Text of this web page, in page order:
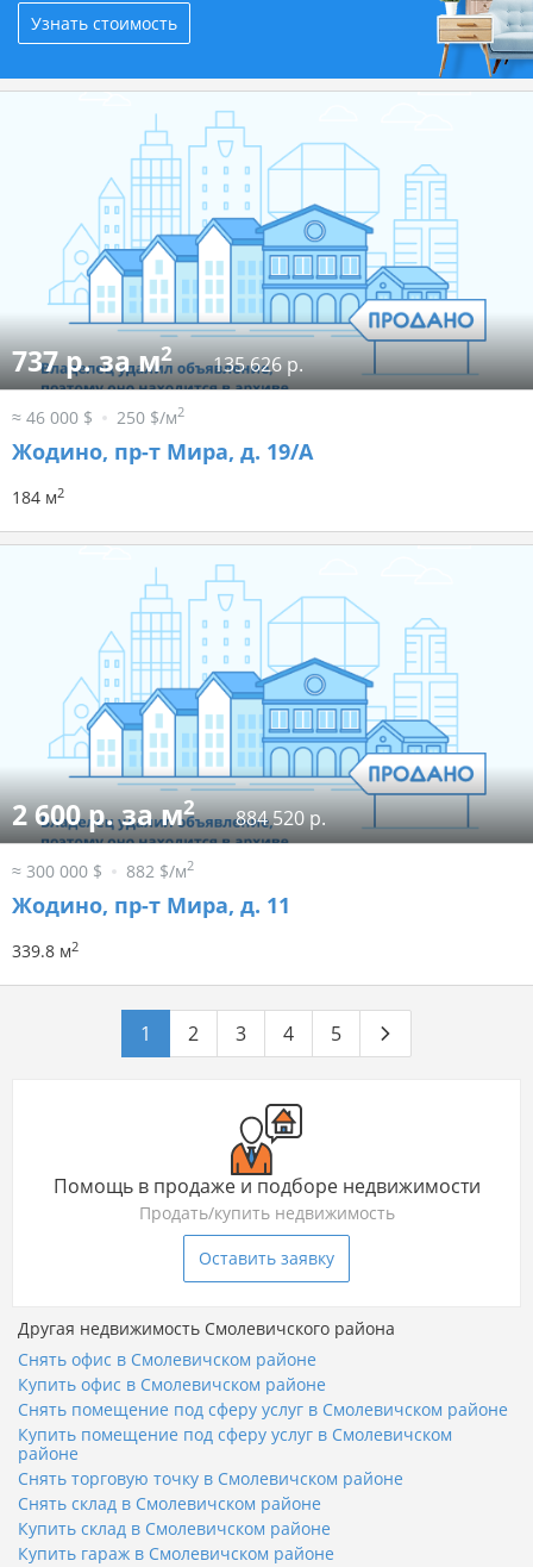
Узнать стоимость
737 р. за м2 135 626 р.
≈ 46 000 $ 250 $/м2
Жодино, пр-т Мира, д. 19/А
184 м2
2 600 р. за м2 884 520 р.
≈ 300 000 $ 882 $/м2
Жодино, пр-т Мира, д. 11
339.8 м2
1 2 3 4 5
Помощь в продаже и подборе недвижимости
Продать/купить недвижимость
Оставить заявку
Другая недвижимость Смолевичского района
Снять офис в Смолевичском районе
Купить офис в Смолевичском районе
Снять помещение под сферу услуг в Смолевичском районе
Купить помещение под сферу услуг в Смолевичском
районе
Снять торговую точку в Смолевичском районе
Снять склад в Смолевичском районе
Купить склад в Смолевичском районе
Купить гараж в Смолевичском районе